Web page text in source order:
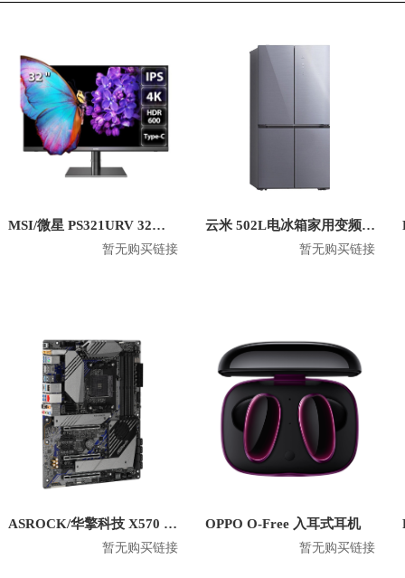
MSI/微星 PS321URV 32英寸4K显示屏
暂无购买链接
云米 502L电冰箱家用变频十字对开门双开门风冷无霜 BCD-502WGSA
暂无购买链接
ASROCK/华擎科技 X570 Creator 主板
暂无购买链接
OPPO O-Free 入耳式耳机
暂无购买链接